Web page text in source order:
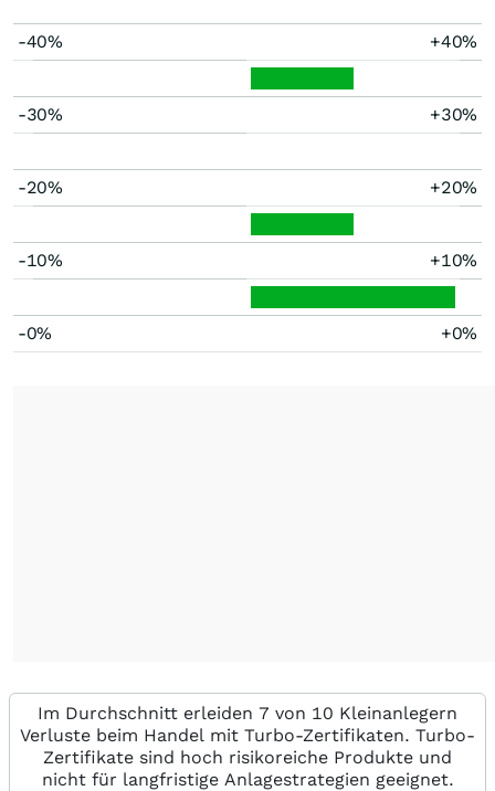
-40% +40%
-30% +30%
-20% +20%
-10% +10%
-0% +0%
Im Durchschnitt erleiden 7 von 10 Kleinanlegern
Verluste beim Handel mit Turbo-Zertifikaten. Turbo-
Zertifikate sind hoch risikoreiche Produkte und
nicht für langfristige Anlagestrategien geeignet.